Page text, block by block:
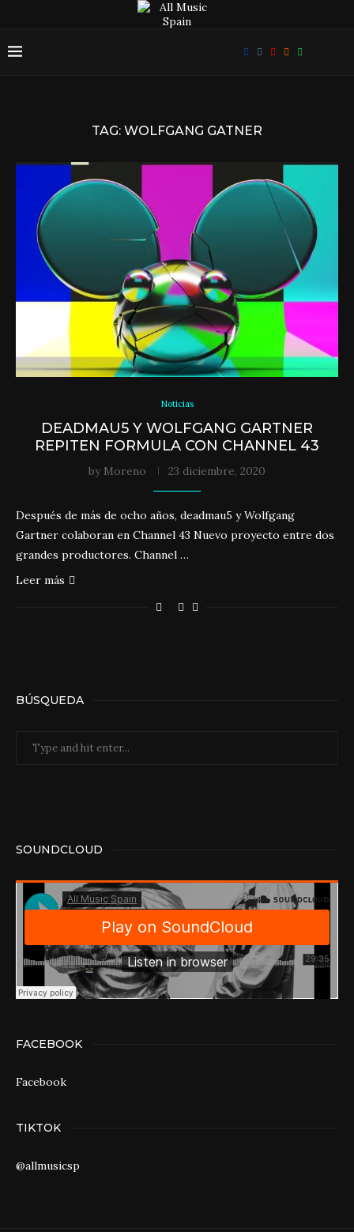
TAG: WOLFGANG GATNER
Noticias
DEADMAU5 Y WOLFGANG GARTNER
REPITEN FORMULA CON CHANNEL 43
by Moreno 23 diciembre, 2020
Después de más de ocho años, deadmau5 y Wolfgang
Gartner colaboran en Channel 43 Nuevo proyecto entre dos
grandes productores. Channel …
Leer más
BÚSQUEDA
SOUNDCLOUD
FACEBOOK
Facebook
TIKTOK
@allmusicsp